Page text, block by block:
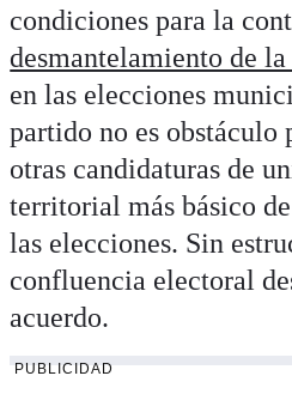
condiciones para la
desmantelamiento de
en las elecciones
partido no es obstáculo
otras candidaturas de
territorial más básico
las elecciones. Sin
confluencia electoral
acuerdo.
PUBLICIDAD